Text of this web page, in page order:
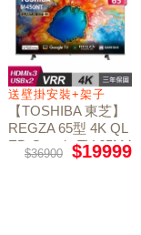
送壁掛安裝+架子
【TOSHIBA 東芝】
REGZA 65型 4K QL
ED Google TV 65M4
50NT液晶顯示器｜
$36900 $19999